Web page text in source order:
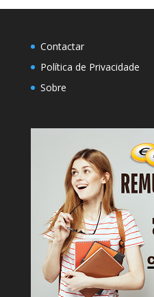
Contactar
Política de Privacidade
Sobre